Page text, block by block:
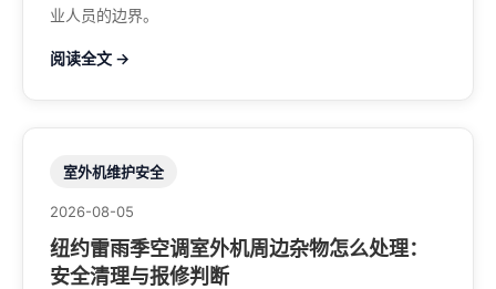
业人员的边界。
阅读全文 →
室外机维护安全
2026-08-05
纽约雷雨季空调室外机周边杂物怎么处理：
安全清理与报修判断